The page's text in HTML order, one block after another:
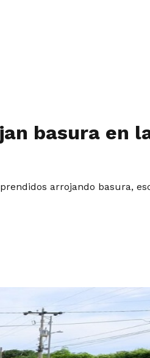
basura en
arrojando basura,